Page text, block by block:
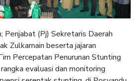
(Pj) Sekretaris Daerah
Zulkarnain beserta jajaran
Percepatan Penurunan Stunting
evaluasi dan monitoring
serentak stunting, di Posyandu